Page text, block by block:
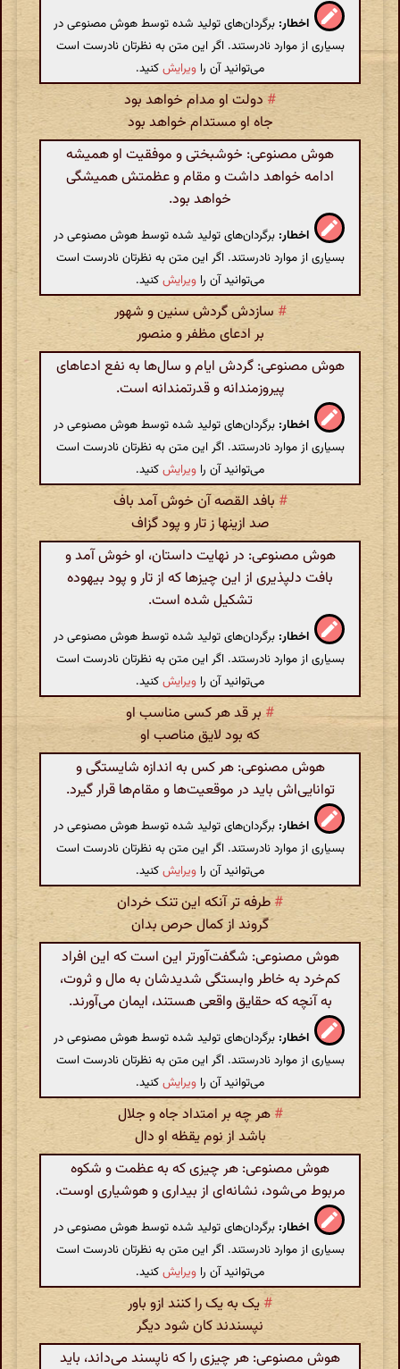
اخطار: برگردان‌های تولید شده توسط هوش مصنوعی در
بسیاری از موارد نادرستند. اگر این متن به نظرتان نادرست است
می‌توانید آن را ویرایشکنید.
# دولت او مدام خواهد بود
جاه او مستدام خواهد بود
هوش مصنوعی: خوشبختی و موفقیت او همیشه
ادامه خواهد داشت و مقام و عظمتش همیشگی
خواهد بود.
اخطار: برگردان‌های تولید شده توسط هوش مصنوعی در
بسیاری از موارد نادرستند. اگر این متن به نظرتان نادرست است
می‌توانید آن را ویرایشکنید.
# سازدش گردش سنین و شهور
بر ادعای مظفر و منصور
هوش مصنوعی: گردش ایام و سال‌ها به نفع ادعاهای
پیروزمندانه و قدرتمندانه است.
اخطار: برگردان‌های تولید شده توسط هوش مصنوعی در
بسیاری از موارد نادرستند. اگر این متن به نظرتان نادرست است
می‌توانید آن را ویرایشکنید.
# بافد القصه آن خوش آمد باف
صد ازینها ز تار و پود گزاف
هوش مصنوعی: در نهایت داستان، او خوش آمد و
بافت دلپذیری از این چیزها که از تار و پود بیهوده
تشکیل شده است.
اخطار: برگردان‌های تولید شده توسط هوش مصنوعی در
بسیاری از موارد نادرستند. اگر این متن به نظرتان نادرست است
می‌توانید آن را ویرایشکنید.
#بر قد هر کسی مناسب او
که بود لایق مناصب او
هوش مصنوعی: هر کس به اندازه شایستگی و
توانایی‌اش باید در موقعیت‌ها و مقام‌ها قرار گیرد.
اخطار: برگردان‌های تولید شده توسط هوش مصنوعی در
بسیاری از موارد نادرستند. اگر این متن به نظرتان نادرست است
می‌توانید آن را ویرایشکنید.
# طرفه تر آنکه این تنک خردان
گروند از کمال حرص بدان
هوش مصنوعی: شگفت‌آورتر این است که این افراد
کم‌خرد به خاطر وابستگی شدیدشان به مال و ثروت،
به آنچه که حقایق واقعی هستند، ایمان می‌آورند.
اخطار: برگردان‌های تولید شده توسط هوش مصنوعی در
بسیاری از موارد نادرستند. اگر این متن به نظرتان نادرست است
می‌توانید آن را ویرایشکنید.
#هر چه بر امتداد جاه و جلال
باشد از نوم یقظه او دال
هوش مصنوعی: هر چیزی که به عظمت و شکوه
مربوط می‌شود، نشانه‌ای از بیداری و هوشیاری اوست.
اخطار: برگردان‌های تولید شده توسط هوش مصنوعی در
بسیاری از موارد نادرستند. اگر این متن به نظرتان نادرست است
می‌توانید آن را ویرایشکنید.
# یک به یک را کنند ازو باور
نپسندند کان شود دیگر
هوش مصنوعی: هر چیزی را که ناپسند می‌داند، باید